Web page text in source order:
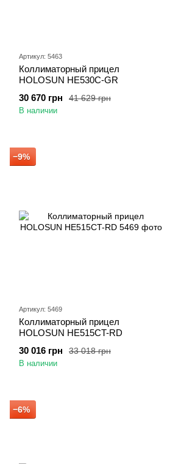
Артикул: 5463
Коллиматорный прицел
HOLOSUN HE530C-GR
41 629 грн
30 670 грн
В наличии
−9%
Артикул: 5469
Коллиматорный прицел
HOLOSUN HE515CT-RD
33 018 грн
30 016 грн
В наличии
−6%